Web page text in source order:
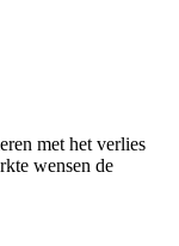
met het verlies
wensen de